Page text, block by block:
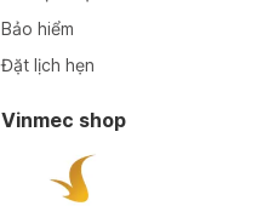
Bảo hiểm
Đặt lịch hẹn
Vinmec shop